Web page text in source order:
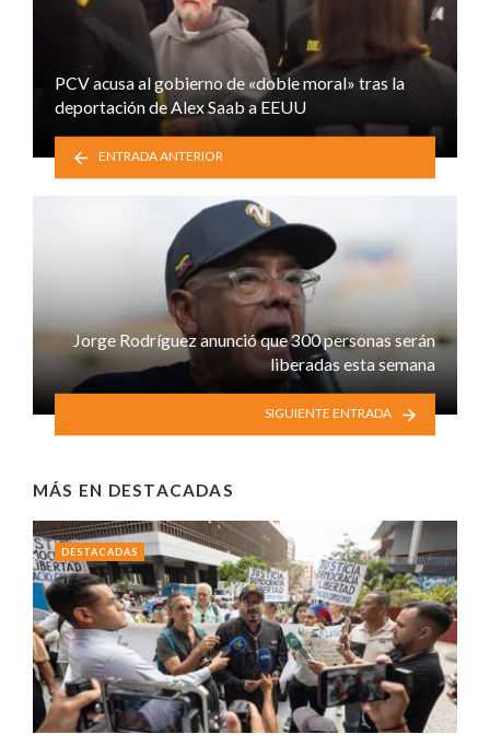
PCV acusa al gobierno de «doble moral» tras la
deportación de Alex Saab a EEUU
ENTRADA ANTERIOR
Jorge Rodríguez anunció que 300 personas serán
liberadas esta semana
SIGUIENTE ENTRADA
MÁS EN DESTACADAS
DESTACADAS